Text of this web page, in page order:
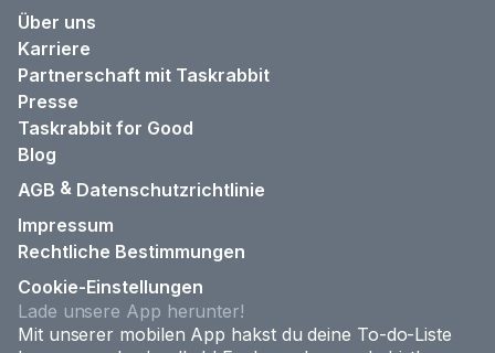
Über uns
Karriere
Partnerschaft mit Taskrabbit
Presse
Taskrabbit for Good
Blog
AGB & Datenschutzrichtlinie
Impressum
Rechtliche Bestimmungen
Cookie-Einstellungen
Lade unsere App herunter!
Mit unserer mobilen App hakst du deine To-do-Liste